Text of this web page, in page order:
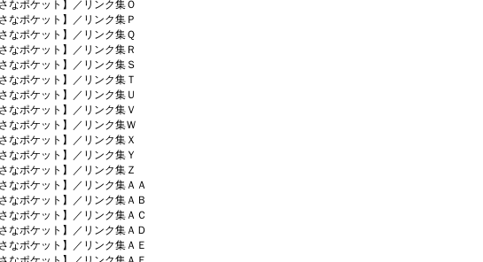
なポケット】／リンク集Ｏ
なポケット】／リンク集Ｐ
なポケット】／リンク集Ｑ
なポケット】／リンク集Ｒ
なポケット】／リンク集Ｓ
なポケット】／リンク集Ｔ
なポケット】／リンク集Ｕ
なポケット】／リンク集Ｖ
なポケット】／リンク集Ｗ
なポケット】／リンク集Ｘ
なポケット】／リンク集Ｙ
なポケット】／リンク集Ｚ
なポケット】／リンク集ＡＡ
なポケット】／リンク集ＡＢ
なポケット】／リンク集ＡＣ
なポケット】／リンク集ＡＤ
なポケット】／リンク集ＡＥ